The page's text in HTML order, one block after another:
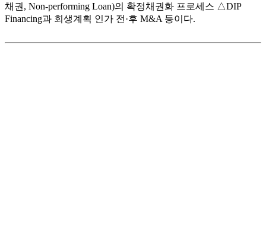
채권, Non-performing Loan)의 확정채권화 프로세스 △DIP
Financing과 회생계획 인가 전·후 M&A 등이다.